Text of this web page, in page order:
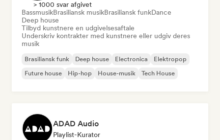
> 1000 svar afgivet
BassmusikBrasiliansk musikBrasiliansk funkDance
Deep house
Tilbyd kunstnere en udgivelsesaftale
Underskriv kontrakter med kunstnere eller udgiv deres
musik
Brasiliansk funk Deep house Electronica
Elektropop
Future house
Hip-hop House-musik Tech House
ADAD Audio
Playlist-Kurator